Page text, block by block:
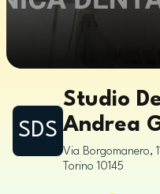
SDS
Studio
Andrea
Via Borgomanero,
Torino 10145